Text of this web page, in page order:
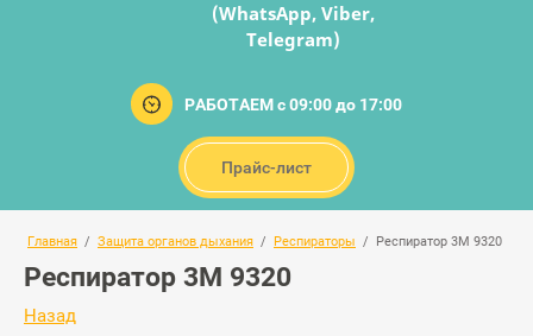
(WhatsApp, Viber,
Telegram)
РАБОТАЕМ с 09:00 до 17:00
Прайс-лист
Главная / Защита органов дыхания / Респираторы / Респиратор 3М 9320
Респиратор 3М 9320
Назад